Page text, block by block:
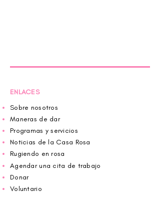
ENLACES
Sobre nosotros
Maneras de dar
Programas y servicios
Noticias de la Casa Rosa
Rugiendo en rosa
Agendar una cita de trabajo
Donar
Voluntario